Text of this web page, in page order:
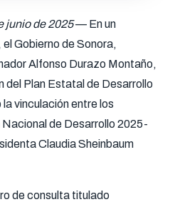
junio de 2025— En un
Gobierno de Sonora,
Alfonso Durazo Montaño,
del Plan Estatal de Desarrollo
vinculación entre los
de Desarrollo 2025-
Claudia Sheinbaum
de consulta titulado